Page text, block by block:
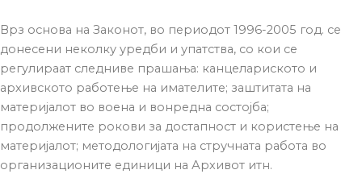
Врз основа на Законот, во периодот 1996-2005 год. се
донесени неколку уредби и упатства, со кои се
регулираат следниве прашања: канцелариското и
архивското работење на имателите; заштитата на
материјалот во воена и вонредна состојба;
продолжените рокови за достапност и користење на
материјалот; методологијата на стручната работа во
организационите единици на Архивот итн.